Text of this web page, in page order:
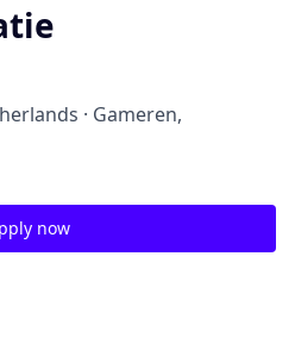
· Gameren,
now